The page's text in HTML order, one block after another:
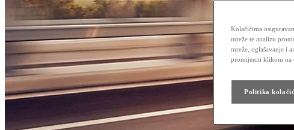
Kolačićima
mreže te analizu
mreže, oglašavanje i
promijeniti klikom na
Politika